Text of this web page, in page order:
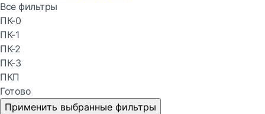
Все фильтры
ПК-0
ПК-1
ПК-2
ПК-3
ПКП
Готово
Применить выбранные фильтры